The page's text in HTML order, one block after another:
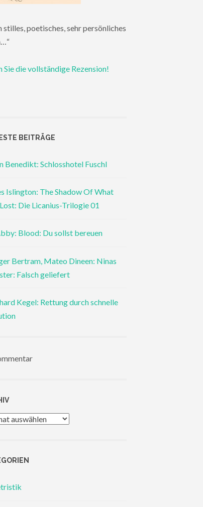
stilles, poetisches, sehr persönliches
Sie die vollständige Rezension!
BEITRÄGE
Benedikt: Schlosshotel Fuschl
Islington: The Shadow Of What
Die Licanius-Trilogie 01
Blood: Du sollst bereuen
Bertram, Mateo Dineen: Ninas
Falsch geliefert
Kegel: Rettung durch schnelle